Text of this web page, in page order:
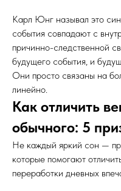
Карл Юнг называл это
события совпадают с
причинно-следственной
будущего события, и
Они просто связаны на
линейно.
Как отличить
обычного: 5
Не каждый яркий сон —
которые помогают
переработки дневных